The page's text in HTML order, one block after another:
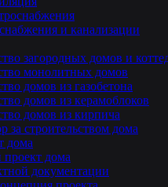
и канализации
загородных домов и
монолитных домов
домов из газобетона
домов из керамоблоков
домов из кирпича
за строительством дома
дома
дома
документации